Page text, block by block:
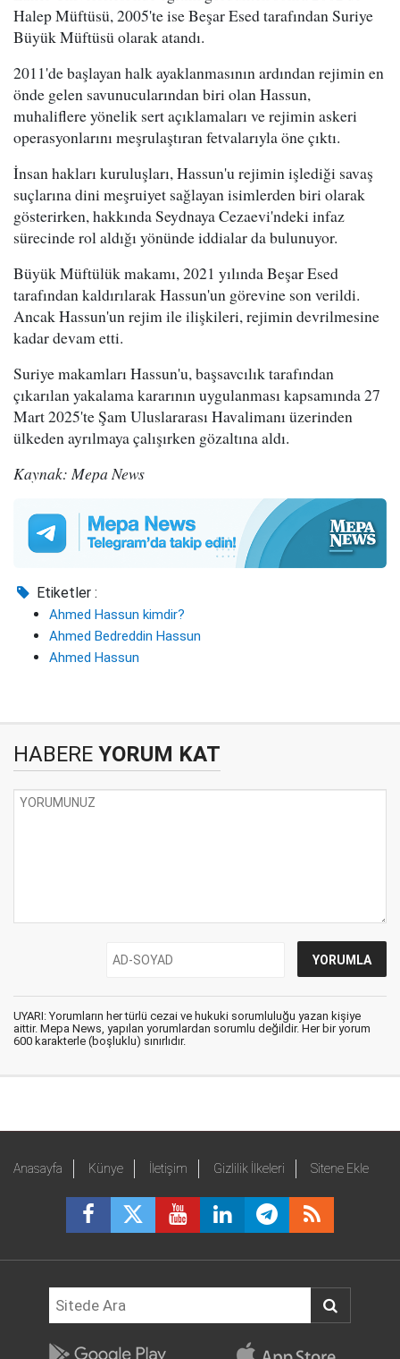
Halep Müftüsü, 2005'te ise Beşar Esed tarafından Suriye
Büyük Müftüsü olarak atandı.
2011'de başlayan halk ayaklanmasının ardından rejimin en
önde gelen savunucularından biri olan Hassun,
muhaliflere yönelik sert açıklamaları ve rejimin askeri
operasyonlarını meşrulaştıran fetvalarıyla öne çıktı.
İnsan hakları kuruluşları, Hassun'u rejimin işlediği savaş
suçlarına dini meşruiyet sağlayan isimlerden biri olarak
gösterirken, hakkında Seydnaya Cezaevi'ndeki infaz
sürecinde rol aldığı yönünde iddialar da bulunuyor.
Büyük Müftülük makamı, 2021 yılında Beşar Esed
tarafından kaldırılarak Hassun'un görevine son verildi.
Ancak Hassun'un rejim ile ilişkileri, rejimin devrilmesine
kadar devam etti.
Suriye makamları Hassun'u, başsavcılık tarafından
çıkarılan yakalama kararının uygulanması kapsamında 27
Mart 2025'te Şam Uluslararası Havalimanı üzerinden
ülkeden ayrılmaya çalışırken gözaltına aldı.
Kaynak: Mepa News
Etiketler :
Ahmed Hassun kimdir?
Ahmed Bedreddin Hassun
Ahmed Hassun
HABERE YORUM KAT
UYARI: Yorumların her türlü cezai ve hukuki sorumluluğu yazan kişiye
aittir. Mepa News, yapılan yorumlardan sorumlu değildir. Her bir yorum
600 karakterle (boşluklu) sınırlıdır.
Anasayfa Künye İletişim Gizlilik İlkeleri Sitene Ekle